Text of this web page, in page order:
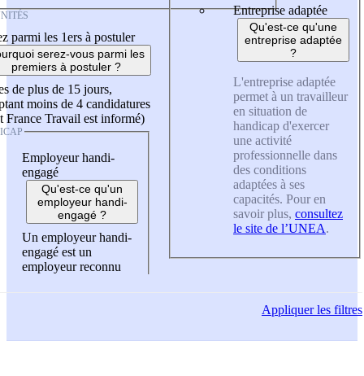
parmi les 1ers à postuler
serez-vous parmi les
premiers à postuler ?
de plus de 15 jours,
moins de 4 candidatures
France Travail est informé)
Employeur handi-
engagé
Qu'est-ce qu'un
employeur handi-
engagé ?
Un employeur handi-
engagé est un
employeur reconnu
Entreprise adaptée
Qu'est-ce qu'une
entreprise adaptée
?
L'entreprise adaptée
permet à un travailleur
en situation de
handicap d'exercer
une activité
professionnelle dans
des conditions
adaptées à ses
capacités. Pour en
savoir plus, consultez
le site de l’UNEA.
Appliquerles filtres